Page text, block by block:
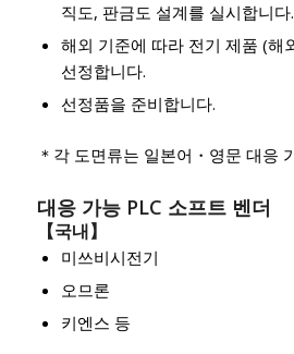
직도, 판금도 설계를 실시합니다.
해외 기준에 따라 전기 제품 (해
선정합니다.
선정품을 준비합니다.
＊각 도면류는 일본어・영문 대응
대응 가능 PLC 소프트 벤더
【국내】
미쓰비시전기
오므론
키엔스 등